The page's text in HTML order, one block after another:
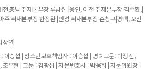
,충남 취재본부장 류남신 |용인, 이천 취재본부장 김수환,|
주 취재본부장 한장완 |안성 취재본부장 손창규|평택, 오산
상열|
이승섭 | 청소년보호책임자 : 이승섭 | 명예고문: 박정진 ,
조우현 | 고문 : 김광섭 | 자문변호사 : 박웅희 | 자문위원장 :